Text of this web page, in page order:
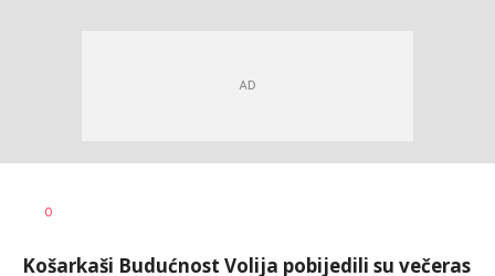
AUTOR
0
Košarkaši Budućnost Volija pobijedili su večeras